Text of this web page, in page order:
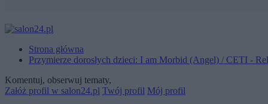
Strona główna
Przymierze dorosłych dzieci: I am Morbid (Angel) / CETI -
Komentuj, obserwuj tematy,
Załóż profil w salon24.pl Twój profil Mój profil